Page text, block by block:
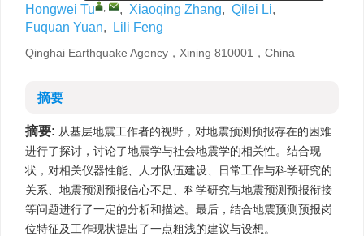
Hongwei Tu , , Xiaoqing Zhang, Qilei Li,
Fuquan Yuan, Lili Feng
Qinghai Earthquake Agency，Xining 810001，China
摘要
摘要: 从基层地震工作者的视野，对地震预测预报存在的困难
进行了探讨，讨论了地震学与社会地震学的相关性。结合现
状，对相关仪器性能、人才队伍建设、日常工作与科学研究的
关系、地震预测预报信心不足、科学研究与地震预测预报衔接
等问题进行了一定的分析和描述。最后，结合地震预测预报岗
位特征及工作现状提出了一点粗浅的建议与设想。